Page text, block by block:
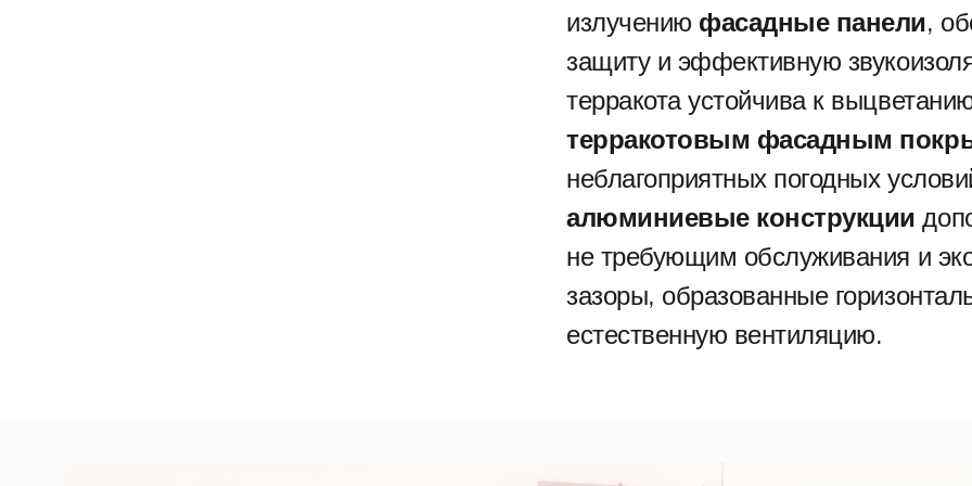
излучению фасадные панели,
защиту и эффективную
терракота устойчива к
терракотовым фасадным
неблагоприятных погодных
алюминиевые конструкции
не требующим обслуживания и
зазоры, образованные
естественную вентиляцию.